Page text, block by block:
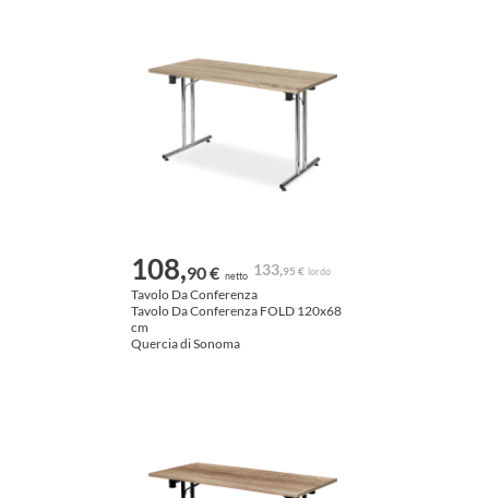
108,90 € netto 133,95 € lordo
Tavolo Da Conferenza
Tavolo Da Conferenza FOLD 120x68
cm
Quercia di Sonoma